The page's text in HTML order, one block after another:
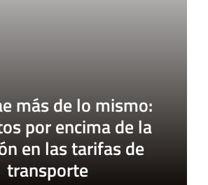
más de lo mismo:
por encima de la
en las tarifas de
transporte